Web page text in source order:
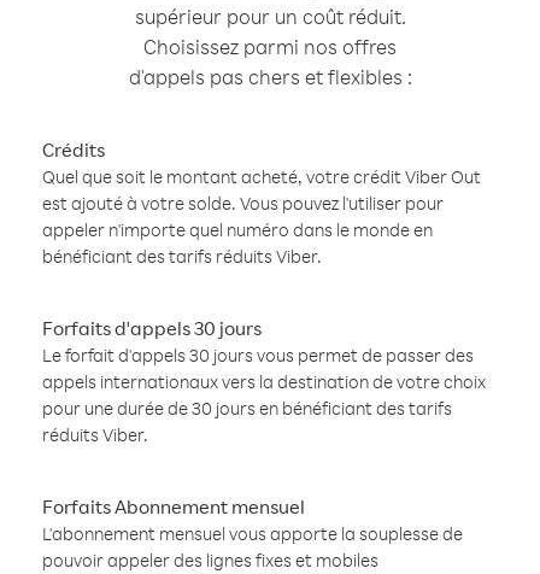
supérieur pour un coût réduit.
Choisissez parmi nos offres
d'appels pas chers et flexibles :
Crédits
Quel que soit le montant acheté, votre crédit Viber Out
est ajouté à votre solde. Vous pouvez l'utiliser pour
appeler n'importe quel numéro dans le monde en
bénéficiant des tarifs réduits Viber.
Forfaits d'appels 30 jours
Le forfait d'appels 30 jours vous permet de passer des
appels internationaux vers la destination de votre choix
pour une durée de 30 jours en bénéficiant des tarifs
réduits Viber.
Forfaits Abonnement mensuel
L'abonnement mensuel vous apporte la souplesse de
pouvoir appeler des lignes fixes et mobiles